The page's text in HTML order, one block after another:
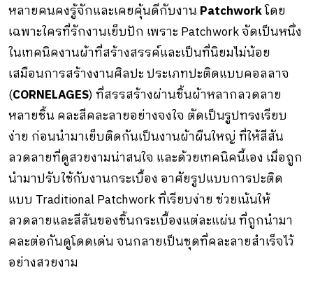
หลายคนคงรู้จักและเคยคุ้นดีกับงาน Patchworkโดย
เฉพาะใครที่รักงานเย็บปัก เพราะ Patchwork จัดเป็นหนึ่ง
ในเทคนิคงานผ้าที่สร้างสรรค์และเป็นที่นิยมไม่น้อย
เสมือนการสร้างงานศิลปะ ประเภทปะติดแบบคอลลาจ
(CORNELAGES) ที่สรรสร้างผ่านชิ้นผ้าหลากลวดลาย
หลายชิ้น คละสีคละลายอย่างจงใจ ตัดเป็นรูปทรงเรียบ
ง่าย ก่อนนำมาเย็บติดกันเป็นงานผ้าผืนใหญ่ ที่ให้สีสัน
ลวดลายที่ดูสวยงามน่าสนใจ และด้วยเทคนิคนี้เอง เมื่อถูก
นำมาปรับใช้กับงานกระเบื้อง อาศัยรูปแบบการปะติด
แบบ Traditional Patchwork ที่เรียบง่าย ช่วยเน้นให้
ลวดลายและสีสันของชิ้นกระเบื้องแต่ละแผ่น ที่ถูกนำมา
คละต่อกันดูโดดเด่น จนกลายเป็นชุดที่คละลายสำเร็จไว้
อย่างสวยงาม